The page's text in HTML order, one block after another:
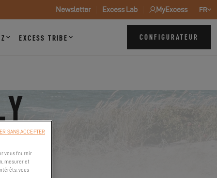
Newsletter Excess Lab MyExcess FR
EXCESS TRIBE CONFIGURATEUR
vous fournir
mesurer et
vous
SANS ACCEPTER